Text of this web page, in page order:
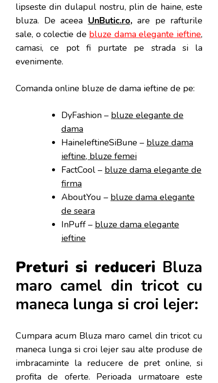
lipseste din dulapul nostru, plin de haine, este
bluza. De aceea UnButic.ro, are pe rafturile
sale, o colectie de bluze dama elegante ieftine,
camasi, ce pot fi purtate pe strada si la
evenimente.
Comanda online bluze de dama ieftine de pe:
DyFashion – bluze elegante de
dama
HaineIeftineSiBune – bluze dama
ieftine, bluze femei
FactCool – bluze dama elegante de
firma
AboutYou – bluze dama elegante
de seara
InPuff – bluze dama elegante
ieftine
Preturi si reduceri Bluza
maro camel din tricot cu
maneca lunga si croi lejer:
Cumpara acum Bluza maro camel din tricot cu
maneca lunga si croi lejer sau alte produse de
imbracaminte la reducere de pret online, si
profita de oferte. Perioada urmatoare este